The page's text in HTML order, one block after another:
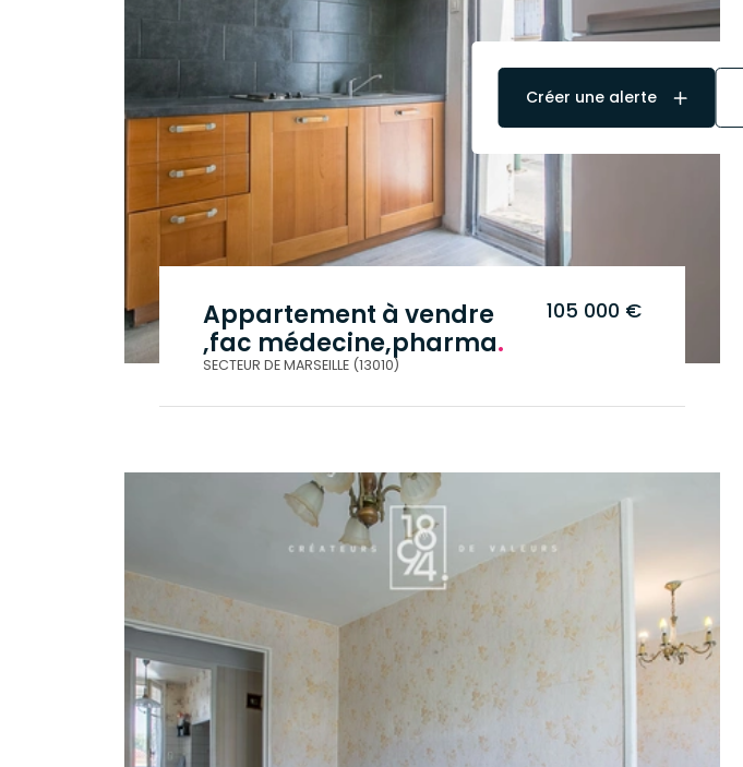
Appartement à vendre
,fac médecine,pharma.
SECTEUR DE MARSEILLE (13010)
105 000 €
Créer une alerte